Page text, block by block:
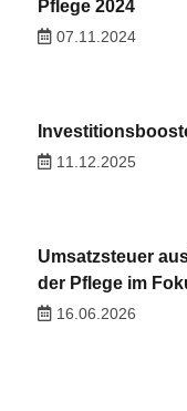
Pflege 2024
07.11.2024
11.12.2025
Umsatzsteuer
der Pflege im
16.06.2026